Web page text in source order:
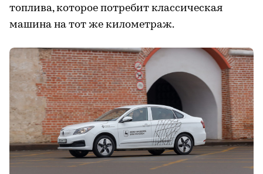
топлива, которое потребит классическая
машина на тот же километраж.